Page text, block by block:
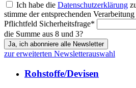
Ich habe die Datenschutzerklärung
stimme der entsprechenden
Pflichtfeld Sicherheitsfrage*
die Summe aus 8 und 3?
Ja, ich abonniere alle Newsletter
zur erweiterten Newsletterauswahl
Rohstoffe/Devisen